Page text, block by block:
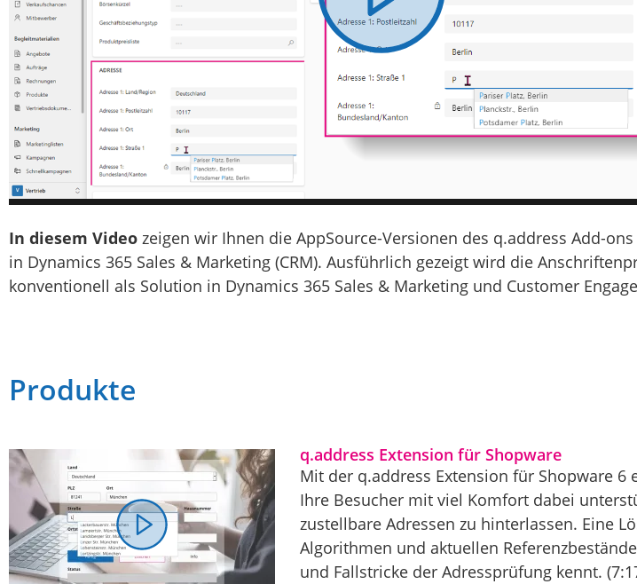
In diesem Video zeigen wir Ihnen die AppSource-Versionen des q.address Add-
in Dynamics 365 Sales & Marketing (CRM). Ausführlich gezeigt wird die
konventionell als Solution in Dynamics 365 Sales & Marketing und Customer
Produkte
q.address Extension für Shopware
Mit der q.address Extension für Shopware
Ihre Besucher mit viel Komfort dabei
zustellbare Adressen zu hinterlassen. Eine
Algorithmen und aktuellen
und Fallstricke der Adressprüfung kennt.